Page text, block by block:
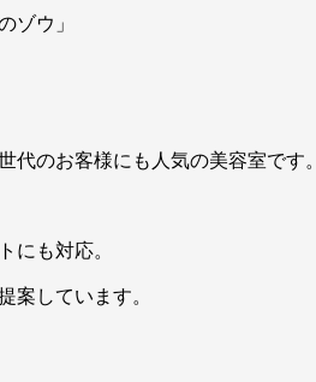
ゾウ」
代のお客様にも人気の美容室です。
にも対応。
案しています。